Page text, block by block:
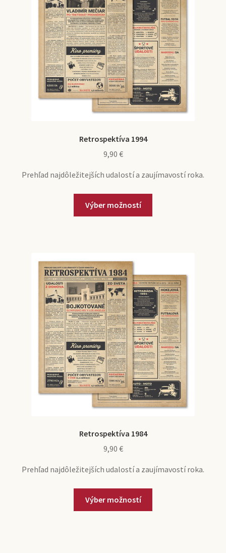
vybrať
na
stránke
produktu.
Retrospektíva 1994
9,90 €
Prehľad najdôležitejších udalostí a zaujímavostí roka.
Výber možností
si
môžete
vybrať
na
stránke
produktu.
Retrospektíva 1984
9,90 €
Prehľad najdôležitejších udalostí a zaujímavostí roka.
Výber možností